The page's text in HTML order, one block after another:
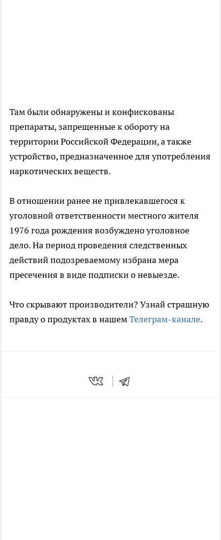
Там были обнаружены и конфискованы
препараты, запрещенные к обороту на
территории Российской Федерации, а также
устройство, предназначенное для употребления
наркотических веществ.
В отношении ранее не привлекавшегося к
уголовной ответственности местного жителя
1976 года рождения возбуждено уголовное
дело. На период проведения следственных
действий подозреваемому избрана мера
пресечения в виде подписки о невыезде.
Что скрывают производители? Узнай страшную
правду о продуктах в нашемТелеграм-канале.